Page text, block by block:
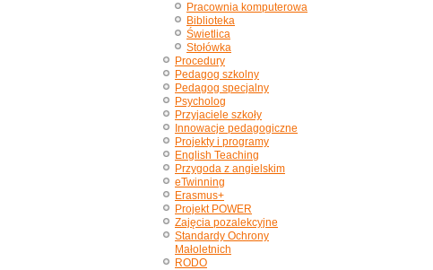
Pracownia komputerowa
Biblioteka
Świetlica
Stołówka
Procedury
Pedagog szkolny
Pedagog specjalny
Psycholog
Przyjaciele szkoły
Innowacje pedagogiczne
Projekty i programy
English Teaching
Przygoda z angielskim
eTwinning
Erasmus+
Projekt POWER
Zajęcia pozalekcyjne
Standardy Ochrony
Małoletnich
RODO